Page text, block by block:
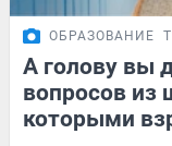
ОБРАЗОВАНИЕ
А голову вы
вопросов из
которыми